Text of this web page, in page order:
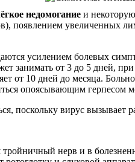
недомогание и
появлением увеличенных
усилением болевых
занимать от 3 до 5 дней,
от 10 дней до месяца.
опоясывающим герпесом
поскольку вирус вызывает
нерв и в